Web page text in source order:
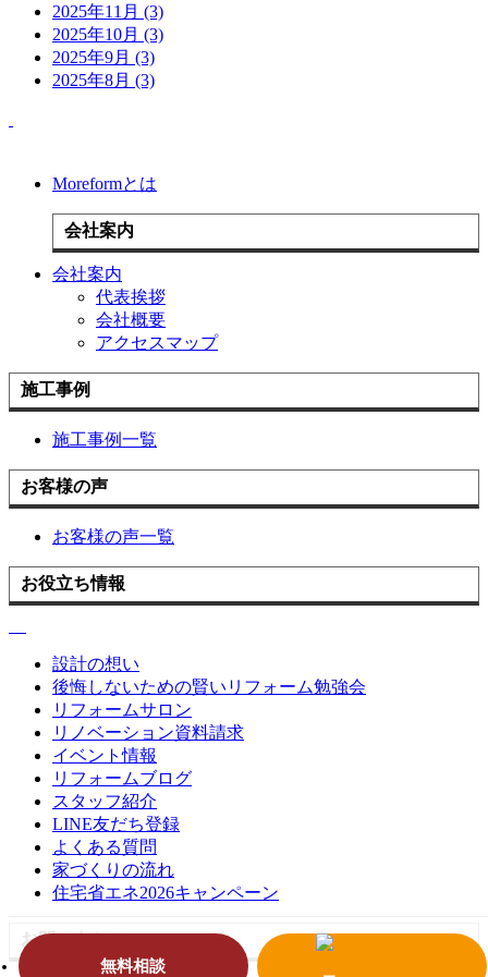
無料相談
2025年11月 (3)
2025年10月 (3)
2025年9月 (3)
2025年8月 (3)
Moreformとは
会社案内
会社案内
代表挨拶
会社概要
アクセスマップ
施工事例
施工事例一覧
お客様の声
お客様の声一覧
お役立ち情報
設計の想い
後悔しないための賢いリフォーム勉強会
リフォームサロン
リノベーション資料請求
イベント情報
リフォームブログ
スタッフ紹介
LINE友だち登録
よくある質問
家づくりの流れ
住宅省エネ2026キャンペーン
お問い合わせ